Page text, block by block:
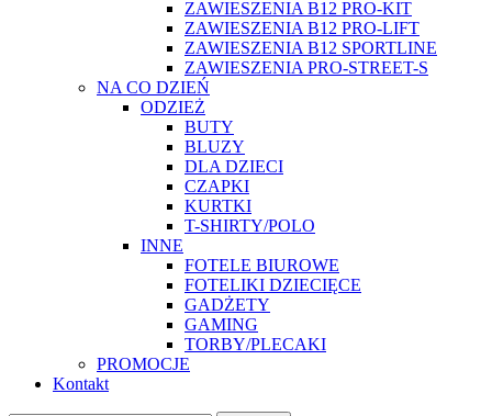
ZAWIESZENIA B12 PRO-KIT
ZAWIESZENIA B12 PRO-LIFT
ZAWIESZENIA B12 SPORTLINE
ZAWIESZENIA PRO-STREET-S
NA CO DZIEŃ
ODZIEŻ
BUTY
BLUZY
DLA DZIECI
CZAPKI
KURTKI
T-SHIRTY/POLO
INNE
FOTELE BIUROWE
FOTELIKI DZIECIĘCE
GADŻETY
GAMING
TORBY/PLECAKI
PROMOCJE
Kontakt